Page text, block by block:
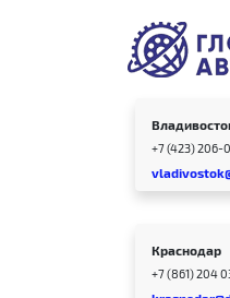
+7 (423) 206-
Краснодар
+7 (861) 204